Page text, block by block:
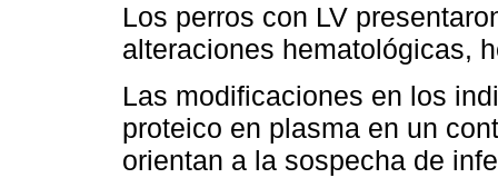
Los perros con LV
alteraciones hematológicas,
Las modificaciones en los
proteico en plasma en un
orientan a la sospecha de